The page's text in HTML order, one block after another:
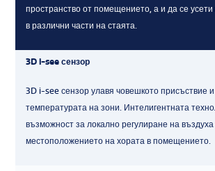
пространство от помещението, а и да се
в различни части на стаята.
3D i-see сензор
3D i-see сензор улавя човешкото присъствие
температурата на зони. Интелигентната
възможност за локално регулиране на
местоположението на хората в помещението.